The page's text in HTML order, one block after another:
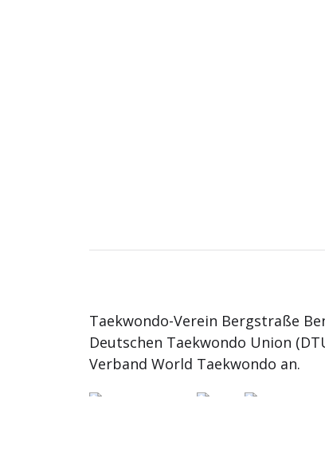
Taekwondo-Verein Bergstraße
Deutschen Taekwondo Union
Verband World Taekwondo an.